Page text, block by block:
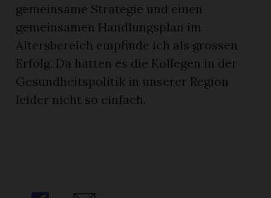
gemeinsame Strategie und einen
gemeinsamen Handlungsplan im
Altersbereich empfinde ich als grossen
Erfolg. Da hatten es die Kollegen in der
Gesundheitspolitik in unserer Region
leider nicht so einfach.